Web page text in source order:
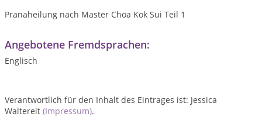
Pranaheilung nach Master Choa Kok Sui Teil 1
Angebotene Fremdsprachen:
Englisch
Verantwortlich für den Inhalt des Eintrages ist: Jessica
Waltereit (Impressum).